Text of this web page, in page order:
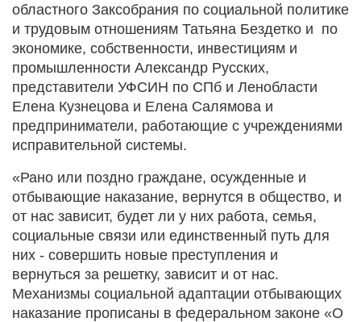
областного Заксобрания по социальной политике
и трудовым отношениям Татьяна Бездетко и по
экономике, собственности, инвестициям и
промышленности Александр Русских,
представители УФСИН по СПб и Ленобласти
Елена Кузнецова и Елена Салямова и
предприниматели, работающие с учреждениями
исправительной системы.
«Рано или поздно граждане, осужденные и
отбывающие наказание, вернутся в общество, и
от нас зависит, будет ли у них работа, семья,
социальные связи или единственный путь для
них - совершить новые преступления и
вернуться за решетку, зависит и от нас.
Механизмы социальной адаптации отбывающих
наказание прописаны в федеральном законе «О